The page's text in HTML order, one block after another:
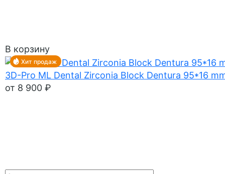
В корзину
Хит продаж
3D-Pro ML Dental Zirconia Block Dentura 95*16
от 8 900 ₽